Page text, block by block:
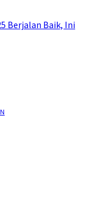
Berjalan Baik, Ini